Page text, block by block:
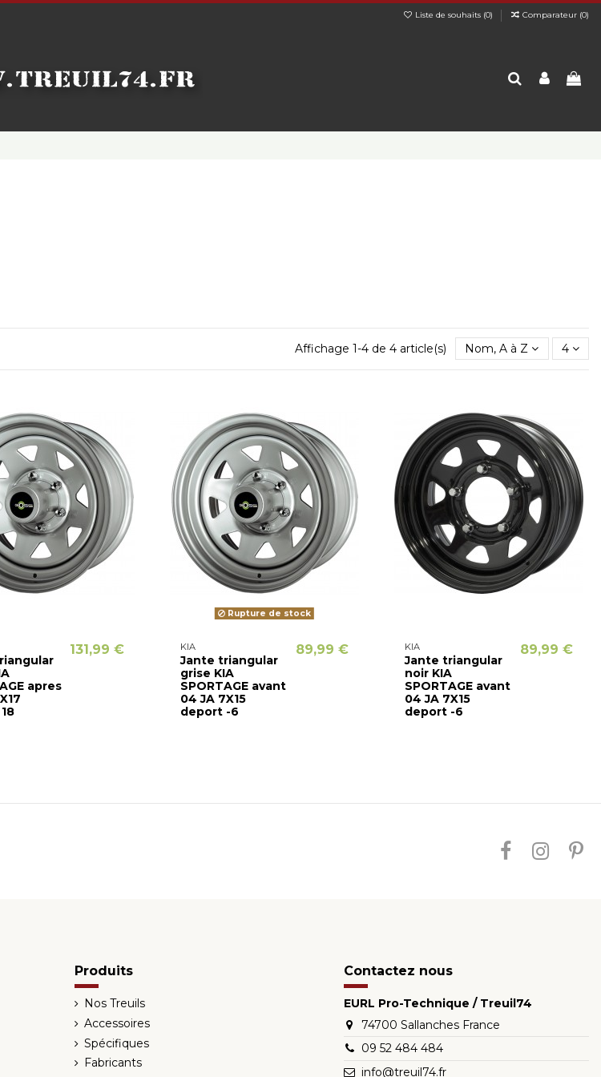
Liste de souhaits (0) Comparateur (0)
Affichage 1-4 de 4 article(s) Nom, A à Z 4
apres
131,99 €
Rupture de stock
KIA
Jante triangular
grise KIA
SPORTAGE avant
04 JA 7X15
deport -6
89,99 € KIA
Jante triangular
noir KIA
SPORTAGE avant
04 JA 7X15
deport -6
89,99 €
Produits
Nos Treuils
Accessoires
Spécifiques
Fabricants
Contactez nous
EURL Pro-Technique / Treuil74
74700 Sallanches France
09 52 484 484
info@treuil74.fr